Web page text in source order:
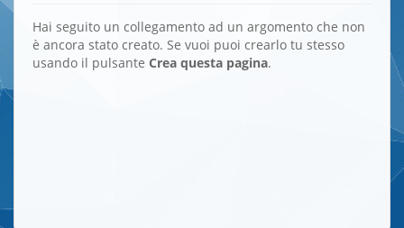
Hai seguito un collegamento ad un argomento che non
è ancora stato creato. Se vuoi puoi crearlo tu stesso
usando il pulsante Crea questa pagina.